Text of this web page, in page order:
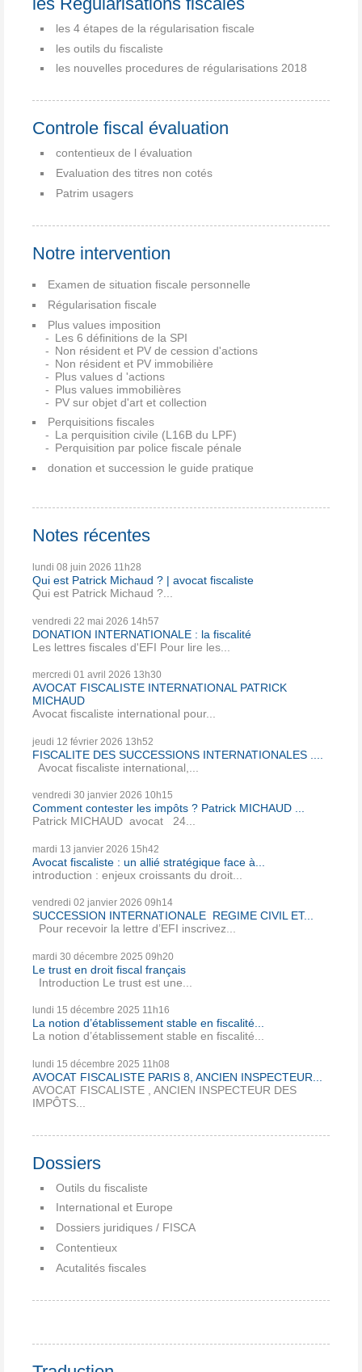
les 4 étapes de la régularisation fiscale
les outils du fiscaliste
les nouvelles procedures de régularisations 2018
Controle fiscal évaluation
contentieux de l évaluation
Evaluation des titres non cotés
Patrim usagers
Notre intervention
Examen de situation fiscale personnelle
Régularisation fiscale
Plus values imposition
Les 6 définitions de la SPI
Non résident et PV de cession d'actions
Non résident et PV immobilière
Plus values d 'actions
Plus values immobilières
PV sur objet d'art et collection
Perquisitions fiscales
La perquisition civile (L16B du LPF)
Perquisition par police fiscale pénale
donation et succession le guide pratique
Notes récentes
lundi 08 juin 2026 11h28
Qui est Patrick Michaud ? | avocat fiscaliste
Qui est Patrick Michaud ?...
vendredi 22 mai 2026 14h57
DONATION INTERNATIONALE : la fiscalité
Les lettres fiscales d'EFI Pour lire les...
mercredi 01 avril 2026 13h30
AVOCAT FISCALISTE INTERNATIONAL PATRICK
MICHAUD
Avocat fiscaliste international pour...
jeudi 12 février 2026 13h52
FISCALITE DES SUCCESSIONS INTERNATIONALES ....
Avocat fiscaliste international,...
vendredi 30 janvier 2026 10h15
Comment contester les impôts ? Patrick MICHAUD ...
Patrick MICHAUD avocat 24...
mardi 13 janvier 2026 15h42
Avocat fiscaliste : un allié stratégique face à...
introduction : enjeux croissants du droit...
vendredi 02 janvier 2026 09h14
SUCCESSION INTERNATIONALE REGIME CIVIL ET...
Pour recevoir la lettre d’EFI inscrivez...
mardi 30 décembre 2025 09h20
Le trust en droit fiscal français
Introduction Le trust est une...
lundi 15 décembre 2025 11h16
La notion d’établissement stable en fiscalité...
La notion d’établissement stable en fiscalité...
lundi 15 décembre 2025 11h08
AVOCAT FISCALISTE PARIS 8, ANCIEN INSPECTEUR...
AVOCAT FISCALISTE , ANCIEN INSPECTEUR DES
IMPÔTS...
Dossiers
Outils du fiscaliste
International et Europe
Dossiers juridiques / FISCA
Contentieux
Acutalités fiscales